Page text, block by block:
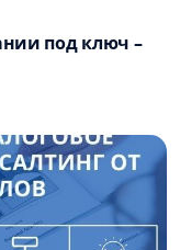
под ключ –